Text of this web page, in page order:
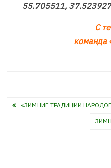
55.705511,
С
команда
Навигация
«ЗИМНИЕ ТРАДИЦИИ